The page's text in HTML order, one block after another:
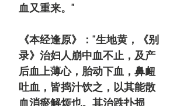
血又重来。"
《本经逢原》："生地黄，《别
录》治妇人崩中血不止，及产
后血上薄心，胎动下血，鼻衄
吐血，皆捣汁饮之，以其能散
血消瘀解烦也。其治跌扑损